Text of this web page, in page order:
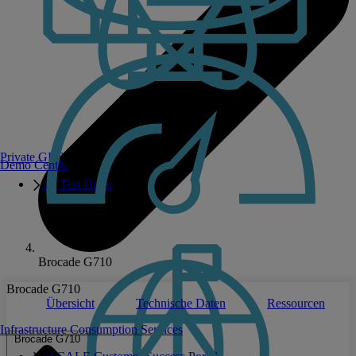
Private GPT
AI Test Drive
Infrastructure Consumption Services
Demo Center
Brocade G710
Brocade G710
Übersicht
Technische Daten Ressourcen
Brocade G710